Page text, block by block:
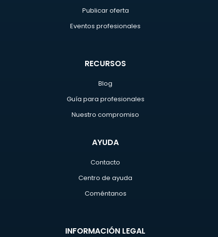
Publicar oferta
Eventos profesionales
RECURSOS
Blog
Guía para profesionales
Nuestro compromiso
AYUDA
Contacto
Centro de ayuda
Coméntanos
INFORMACIÓN LEGAL